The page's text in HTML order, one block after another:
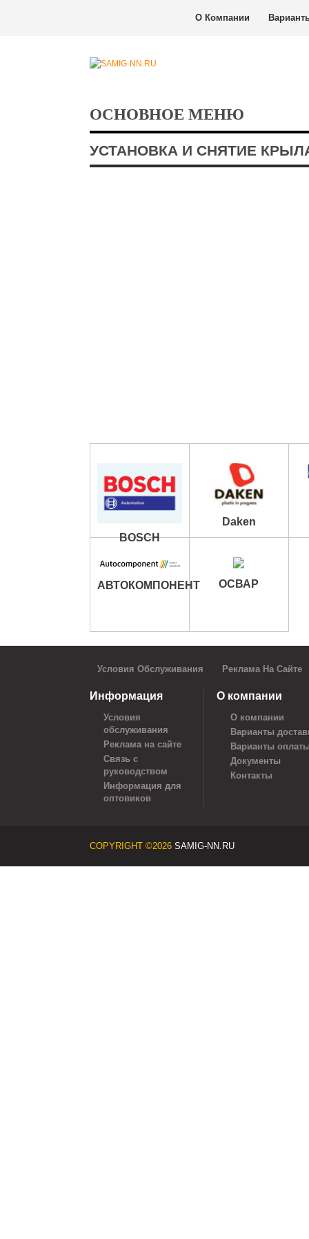
О Компании
ОСНОВНОЕ МЕНЮ
УСТАНОВКА И СНЯТИЕ
BOSCH
Daken
АВТОКОМПОНЕНТ ОСВАР
Условия Обслуживания Реклама На Сайте
Информация
Условия
обслуживания
Реклама на сайте
Связь с
руководством
Информация для
оптовиков
О компании
О компании
Варианты
Варианты
Документы
Контакты
COPYRIGHT ©2026 SAMIG-NN.RU